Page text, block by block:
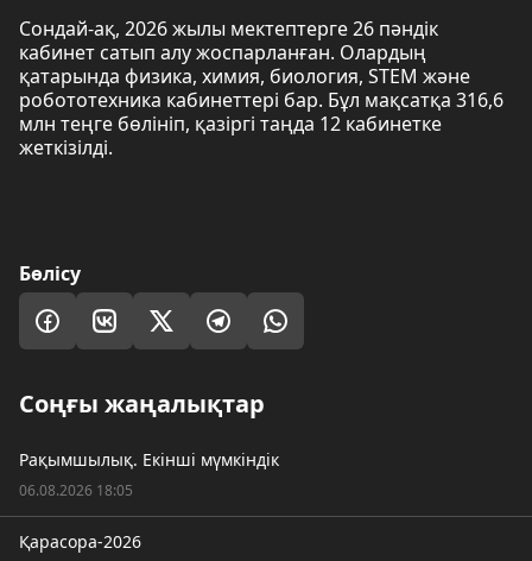
Сондай-ақ, 2026 жылы мектептерге 26 пәндік
кабинет сатып алу жоспарланған. Олардың
қатарында физика, химия, биология, STEM және
робототехника кабинеттері бар. Бұл мақсатқа 316,6
млн теңге бөлініп, қазіргі таңда 12 кабинетке
жеткізілді.
Бөлісу
Соңғы жаңалықтар
Рақымшылық. Екінші мүмкіндік
06.08.2026 18:05
Қарасора-2026